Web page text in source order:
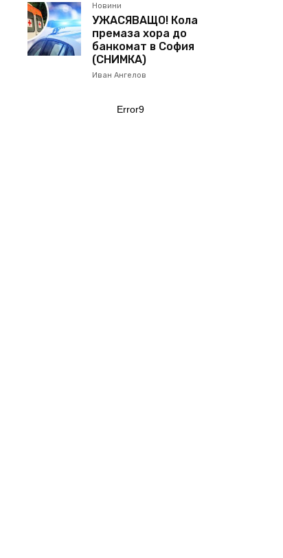
Новини
УЖАСЯВАЩО! Кола
премаза хора до
банкомат в София
(СНИМКА)
Иван Ангелов
Error9